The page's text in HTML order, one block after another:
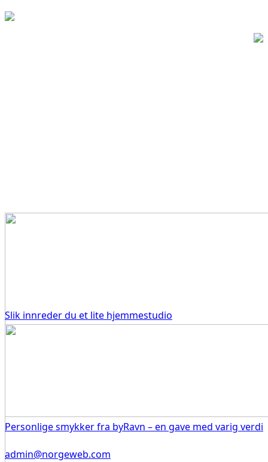
Slik innreder du et lite hjemmestudio
Personlige smykker fra byRavn – en gave med varig verdi
admin@norgeweb.com